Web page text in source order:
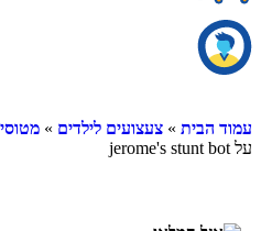
»צעצועים לילדים»מטוסי על SUPER WINGS